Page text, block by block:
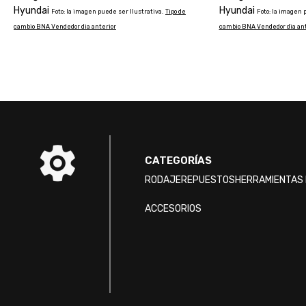
Hyundai Foto: la imagen puede ser Ilustrativa. Tipo de
cambio BNA Vendedor dia anterior
Hyundai Foto: la imagen
cambio BNA Vendedor dia
CATEGORÍAS
RODAJEREPUESTOSHERRAMIENTAS
ACCESORIOS